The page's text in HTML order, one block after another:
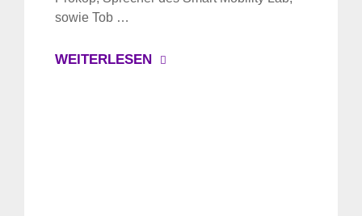
sowie Tob …
WEITERLESEN